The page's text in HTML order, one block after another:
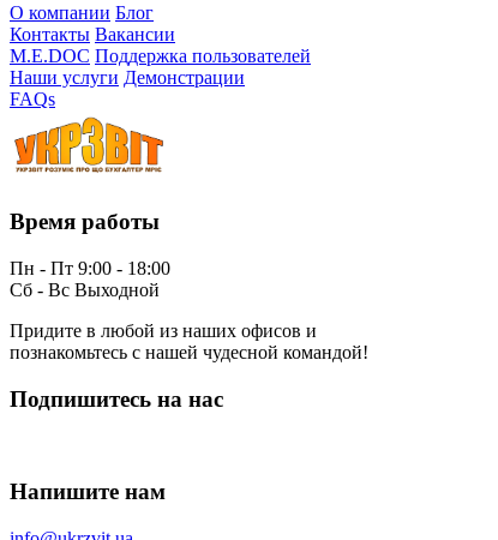
О компании Блог
Контакты Вакансии
M.E.DOC Поддержка пользователей
Наши услуги Демонстрации
FAQs
Время работы
Пн - Пт 9:00 - 18:00
Сб - Вс Выходной
Придите в любой из наших офисов и
познакомьтесь с нашей чудесной командой!
Подпишитесь на нас
Напишите нам